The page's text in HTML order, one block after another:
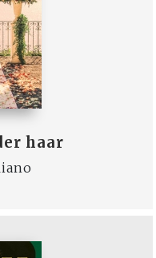
haar